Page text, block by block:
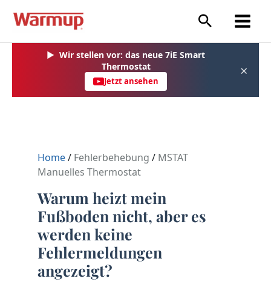
Inhalt
▶ Wir stellen vor: das neue 7iE Smart
Thermostat
Jetzt ansehen
×
Home/ Fehlerbehebung / MSTAT
Manuelles Thermostat
Warum heizt mein
Fußboden nicht, aber es
werden keine
Fehlermeldungen
angezeigt?